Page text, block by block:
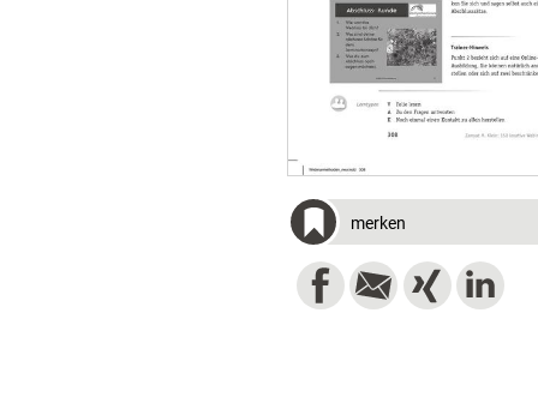
merken